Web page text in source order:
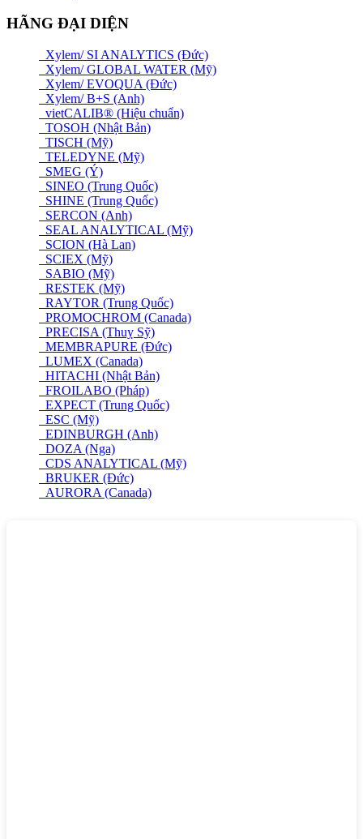
HÃNG ĐẠI DIỆN
Xylem/ SI ANALYTICS (Đức)
Xylem/ GLOBAL WATER (Mỹ)
Xylem/ EVOQUA (Đức)
Xylem/ B+S (Anh)
vietCALIB® (Hiệu chuẩn)
TOSOH (Nhật Bản)
TISCH (Mỹ)
TELEDYNE (Mỹ)
SMEG (Ý)
SINEO (Trung Quốc)
SHINE (Trung Quốc)
SERCON (Anh)
SEAL ANALYTICAL (Mỹ)
SCION (Hà Lan)
SCIEX (Mỹ)
SABIO (Mỹ)
RESTEK (Mỹ)
RAYTOR (Trung Quốc)
PROMOCHROM (Canada)
PRECISA (Thuỵ Sỹ)
MEMBRAPURE (Đức)
LUMEX (Canada)
HITACHI (Nhật Bản)
FROILABO (Pháp)
EXPECT (Trung Quốc)
ESC (Mỹ)
EDINBURGH (Anh)
DOZA (Nga)
CDS ANALYTICAL (Mỹ)
BRUKER (Đức)
AURORA (Canada)